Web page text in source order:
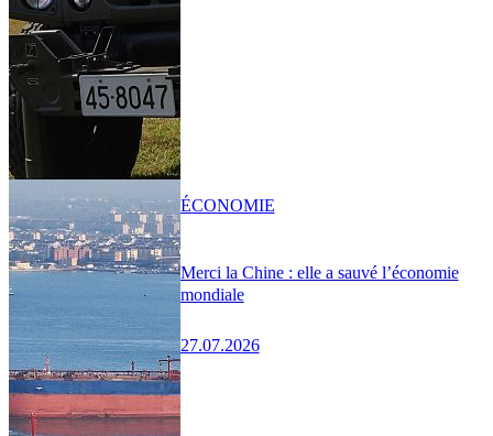
Merci la Chine : elle a sauvé l’économie
mondiale
27.07.2026
ÉCONOMIE